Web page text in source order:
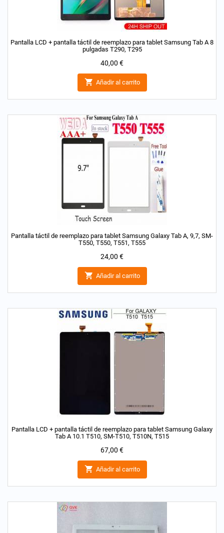
Pantalla LCD + pantalla táctil de reemplazo para tablet Samsung Tab A 8
pulgadas T290, T295
Precio
40,00 €
 Añadir al carrito
Pantalla táctil de reemplazo para tablet Samsung Galaxy Tab A, 9,7, SM-
T550, T550, T551, T555
Precio
24,00 €
 Añadir al carrito
Pantalla LCD + pantalla táctil de reemplazo para tablet Samsung Galaxy
Tab A 10.1 T510, SM-T510, T510N, T515
Precio
67,00 €
 Añadir al carrito